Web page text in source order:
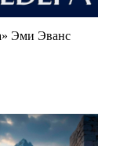
Эми Эванс